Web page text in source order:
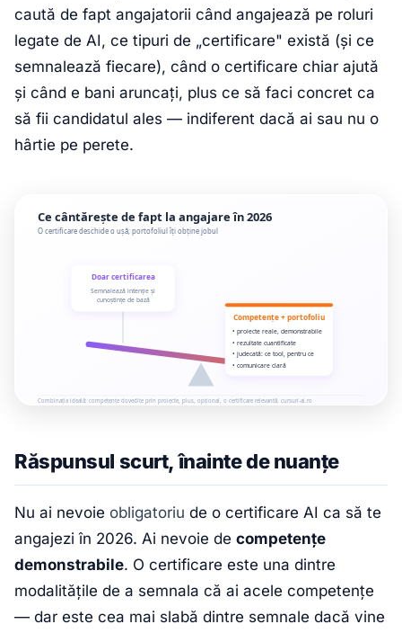
caută de fapt angajatorii când angajează pe roluri
legate de AI, ce tipuri de „certificare" există (și ce
semnalează fiecare), când o certificare chiar ajută
și când e bani aruncați, plus ce să faci concret ca
să fii candidatul ales — indiferent dacă ai sau nu o
hârtie pe perete.
Răspunsul scurt, înainte de nuanțe
Nu ai nevoie obligatoriu de o certificare AI ca să te
angajezi în 2026. Ai nevoie de competențe
demonstrabile. O certificare este una dintre
modalitățile de a semnala că ai acele competențe
— dar este cea mai slabă dintre semnale dacă vine